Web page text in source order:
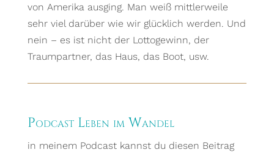
von Amerika ausging. Man weiß mittlerweile
sehr viel darüber wie wir glücklich werden. Und
nein – es ist nicht der Lottogewinn, der
Traumpartner, das Haus, das Boot, usw.
Podcast Leben im Wandel
in meinem Podcast kannst du diesen Beitrag